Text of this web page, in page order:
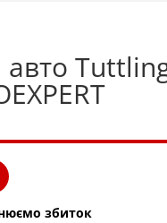
авто
збиток